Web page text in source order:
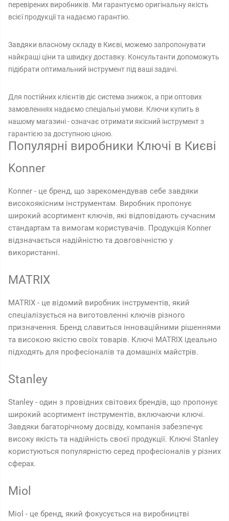
перевірених виробників. Ми гарантуємо оригінальну якість
всієї продукції та надаємо гарантію.
Завдяки власному складу в Києві, можемо запропонувати
найкращі ціни та швидку доставку. Консультанти допоможуть
підібрати оптимальний інструмент під ваші задачі.
Для постійних клієнтів діє система знижок, а при оптових
замовленнях надаємо спеціальні умови. Ключи купить в
нашому магазині - означає отримати якісний інструмент з
гарантією за доступною ціною.
Популярні виробники Ключі в Києві
Konner
Konner - це бренд, що зарекомендував себе завдяки
високоякісним інструментам. Виробник пропонує
широкий асортимент ключів, які відповідають сучасним
стандартам та вимогам користувачів. Продукція Konner
відзначається надійністю та довговічністю у
використанні.
MATRIX
MATRIX - це відомий виробник інструментів, який
спеціалізується на виготовленні ключів різного
призначення. Бренд славиться інноваційними рішеннями
та високою якістю своїх товарів. Ключі MATRIX ідеально
підходять для професіоналів та домашніх майстрів.
Stanley
Stanley - один з провідних світових брендів, що пропонує
широкий асортимент інструментів, включаючи ключі.
Завдяки багаторічному досвіду, компанія забезпечує
високу якість та надійність своєї продукції. Ключі Stanley
користуються популярністю серед професіоналів у різних
сферах.
Miol
Miol - це бренд, який фокусується на виробництві